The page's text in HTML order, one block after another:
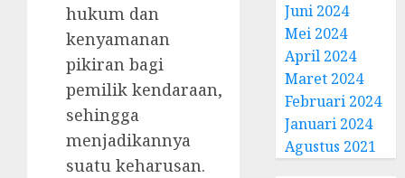
hukum dan
kenyamanan
pikiran bagi
pemilik kendaraan,
sehingga
menjadikannya
suatu keharusan.
Juni 2024
Mei 2024
April 2024
Maret 2024
Februari 2024
Januari 2024
Agustus 2021